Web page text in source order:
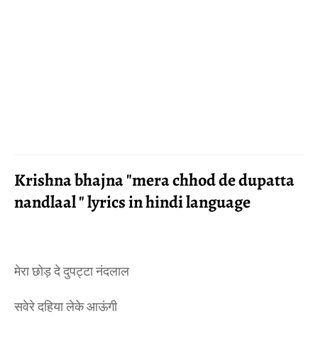
Krishna bhajna "mera chhod de dupatta
nandlaal " lyrics in hindi language
मेरा छोड़ दे दुपट्टा नंदलाल
सवेरे दहिया लेके आऊंगी